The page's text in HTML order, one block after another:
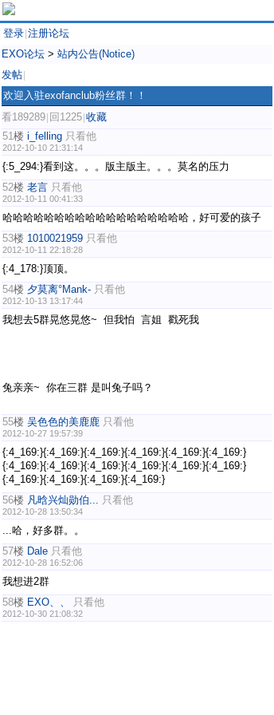
登录 注册论坛
EXO论坛 > 站内公告(Notice)
发帖
欢迎入驻exofanclub粉丝群！！
看189289 回1225 收藏
51楼 i_felling 只看他
2012-10-10 21:31:14
{:5_294:}看到这。。。版主版主。。。莫名的压力
52楼 老言 只看他
2012-10-11 00:41:33
哈哈哈哈哈哈哈哈哈哈哈哈哈哈哈哈哈哈，好可爱的孩子
53楼 1010021959 只看他
2012-10-11 22:18:28
{:4_178:}顶顶。
54楼 夕莫离°Mank- 只看他
2012-10-13 13:17:44
我想去5群晃悠晃悠~ 但我怕 言姐 戳死我
兔亲亲~ 你在三群 是叫兔子吗？
55楼 吴色色的美鹿鹿 只看他
2012-10-27 19:57:39
{:4_169:}{:4_169:}{:4_169:}{:4_169:}{:4_169:}{:4_169:}
{:4_169:}{:4_169:}{:4_169:}{:4_169:}{:4_169:}{:4_169:}
{:4_169:}{:4_169:}{:4_169:}{:4_169:}
56楼 凡晗兴灿勋伯... 只看他
2012-10-28 13:50:34
...哈，好多群。。
57楼 Dale 只看他
2012-10-28 16:52:06
我想进2群
58楼 EXO、、 只看他
2012-10-30 21:08:32